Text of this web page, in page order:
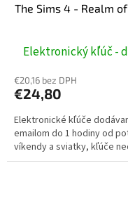
The Sims 4 - Realm
Elektronický kľúč -
€20,16 bez DPH
€24,80
Elektronické kľúče
emailom do 1 hodiny od
víkendy a sviatky, kľúče